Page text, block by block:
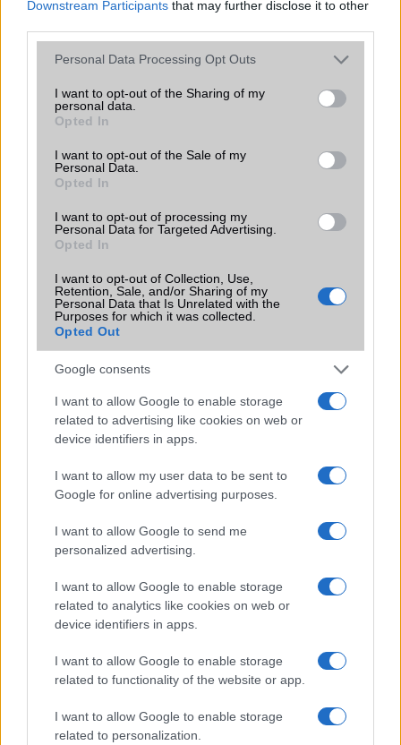
Downstream Participants that may further disclose it to other
Please note that this website/app uses one or more Google
not limited to your visit or usage behaviour. You may click to
grant or deny consent to Google and its third-party tags to
use your data for below specified purposes in below Google
consent section.
Personal Data Processing Opt Outs
I want to opt-out of the Sharing of my
personal data.
Opted In
I want to opt-out of the Sale of my
Personal Data.
Opted In
I want to opt-out of processing my
Personal Data for Targeted Advertising.
Opted In
I want to opt-out of Collection, Use,
Retention, Sale, and/or Sharing of my
Personal Data that Is Unrelated with the
Purposes for which it was collected.
Opted Out
Google consents
I want to allow Google to enable storage
related to advertising like cookies on web or
device identifiers in apps.
I want to allow my user data to be sent to
Google for online advertising purposes.
I want to allow Google to send me
personalized advertising.
I want to allow Google to enable storage
related to analytics like cookies on web or
device identifiers in apps.
I want to allow Google to enable storage
related to functionality of the website or app.
I want to allow Google to enable storage
related to personalization.
Huawei P30 Pro reklám a 10x-es zoomról
Még egy kis felhajtás a holnapi P30 bejelentés előtt
IFA 2019: megújult a Huawei P30 Pro
Európában az Android 10 P30 és P30 Prora
A Huawei javítja a P30 sorozat homályos fotóit okozó
Meglepetés! A Huawei P30 Pro frissítést kap
A Huawei P30 sorozat nem kap HarmonyOS 4-et
Újabb frissítést kap az idén 5 éves Huawei P30 Pro
LEGOLVASOTTABBAK
UI 9 frissítésből – itt a lista az érintett modellekről
Apple az új csúcsmobilokról
Az Android rejtett automatizmusai: hat funkció, amely
észrevétlenül könnyíti meg a mindennapokat
Ez a rejtett Samsung funkció teljesen megváltoztatja a
mobilhasználatot – sokan mégsem tudnak róla
Nem biztos, hogy érdemes kivárni az iPhone 18 Prot